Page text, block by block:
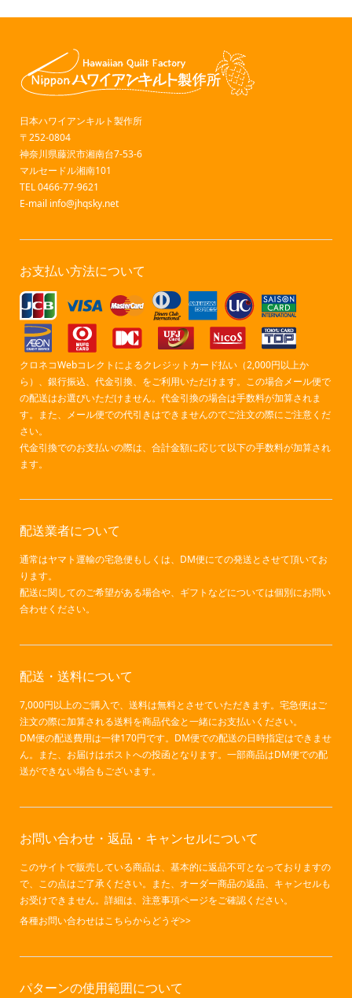
日本ハワイアンキルト製作所
〒252-0804
神奈川県藤沢市湘南台7-53-6
マルセードル湘南101
TEL 0466-77-9621
E-mail info@jhqsky.net
お支払い方法について
クロネコWebコレクトによるクレジットカード払い（2,000円以上か
ら）、銀行振込、代金引換、をご利用いただけます。この場合メール便で
の配送はお選びいただけません。代金引換の場合は手数料が加算されま
す。また、メール便での代引きはできませんのでご注文の際にご注意くだ
さい。
代金引換でのお支払いの際は、合計金額に応じて以下の手数料が加算され
ます。
配送業者について
通常はヤマト運輸の宅急便もしくは、DM便にての発送とさせて頂いてお
ります。
配送に関してのご希望がある場合や、ギフトなどについては個別にお問い
合わせください。
配送・送料について
7,000円以上のご購入で、送料は無料とさせていただきます。宅急便はご
注文の際に加算される送料を商品代金と一緒にお支払いください。
DM便の配送費用は一律170円です。DM便での配送の日時指定はできませ
ん。また、お届けはポストへの投函となります。一部商品はDM便での配
送ができない場合もございます。
お問い合わせ・返品・キャンセルについて
このサイトで販売している商品は、基本的に返品不可となっておりますの
で、この点はご了承ください。また、オーダー商品の返品、キャンセルも
お受けできません。詳細は、注意事項ページをご確認ください。
各種お問い合わせはこちらからどうぞ>>
パターンの使用範囲について